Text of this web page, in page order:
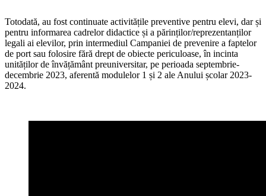
Totodată, au fost continuate activitățile preventive pentru elevi, dar și
pentru informarea cadrelor didactice și a părinților/reprezentanților
legali ai elevilor, prin intermediul Campaniei de prevenire a faptelor
de port sau folosire fără drept de obiecte periculoase, în incinta
unităților de învățământ preuniversitar, pe perioada septembrie-
decembrie 2023, aferentă modulelor 1 și 2 ale Anului școlar 2023-
2024.